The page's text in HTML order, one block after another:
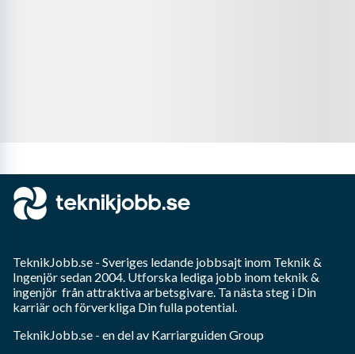
TeknikJobb.se - Sveriges ledande jobbsajt inom Teknik &
Ingenjörsedan 2004. Utforska lediga jobb inomteknik &
ingenjör från attraktiva arbetsgivare. Ta nästa steg i Din
karriär och förverkliga Din fulla potential.
TeknikJobb.se - en del av Karriarguiden Group